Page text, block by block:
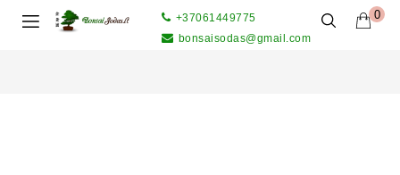
0
+37061449775
bonsaisodas@gmail.com